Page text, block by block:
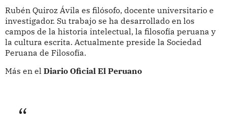
Rubén Quiroz Ávila es filósofo, docente universitario e
investigador. Su trabajo se ha desarrollado en los
campos de la historia intelectual, la filosofía peruana y
la cultura escrita. Actualmente preside la Sociedad
Peruana de Filosofía.
Más en el Diario Oficial El Peruano